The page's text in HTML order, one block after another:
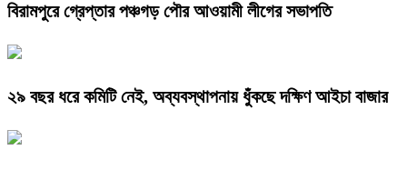
বিরামপুরে গ্রেপ্তার পঞ্চগড় পৌর আওয়ামী লীগের সভাপতি
২৯ বছর ধরে কমিটি নেই, অব্যবস্থাপনায় ধুঁকছে দক্ষিণ আইচা বাজার